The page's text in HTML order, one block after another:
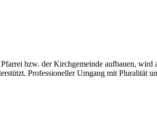
bzw. der Kirchgemeinde aufbauen, wird
Professioneller Umgang mit Pluralität